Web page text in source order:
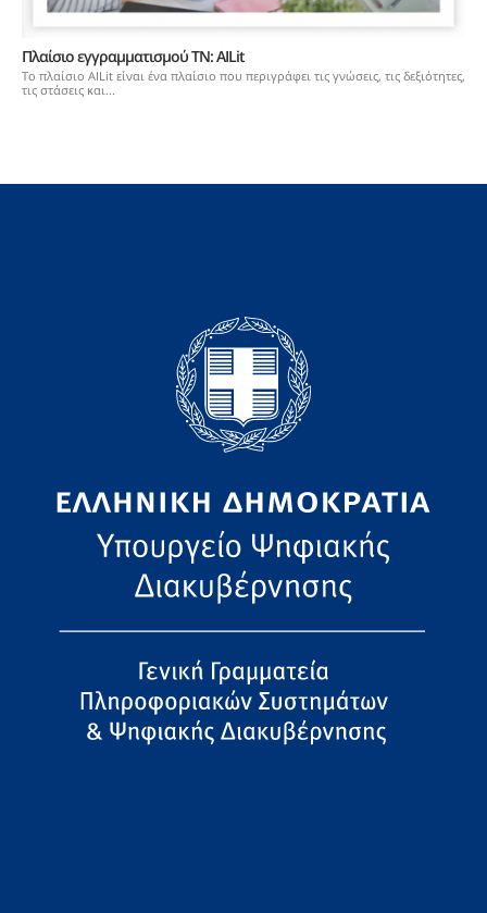
Πλαίσιο εγγραμματισμού ΤΝ: AILit
Το πλαίσιο AILit είναι ένα πλαίσιο που περιγράφει τις γνώσεις, τις δεξιότητες,
τις στάσεις και...